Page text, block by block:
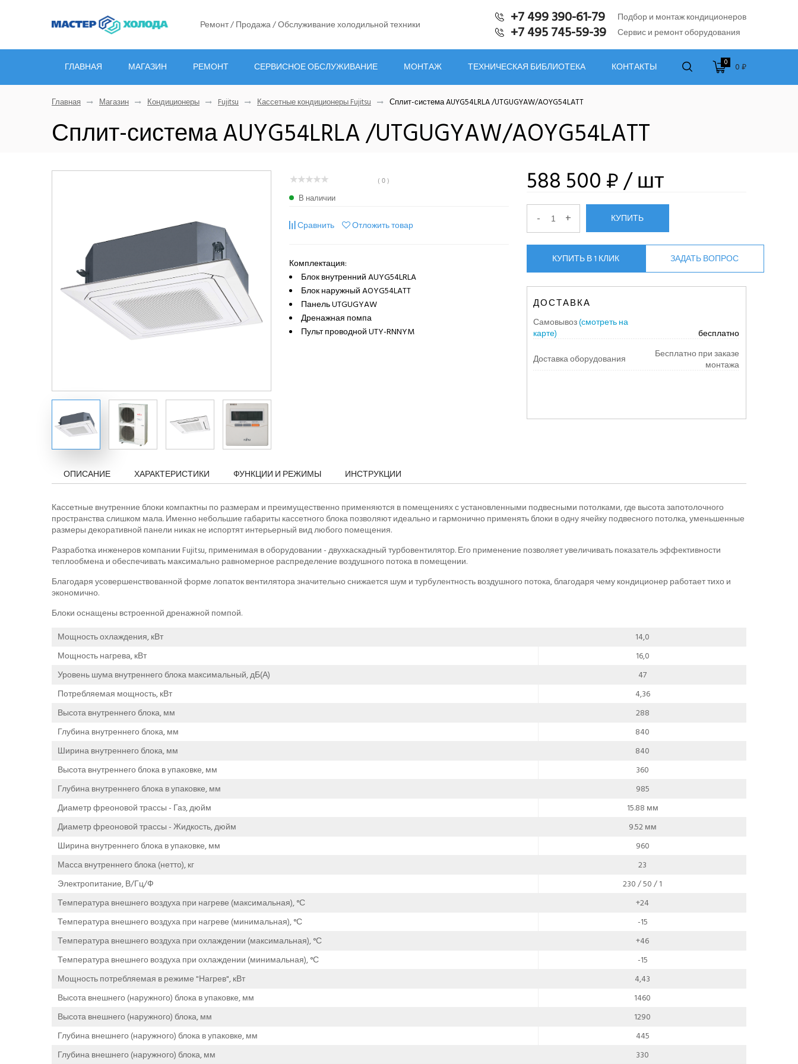
Ремонт / Продажа / Обслуживание холодильной техники +7 499 390-61-79 Подбор и монтаж кондиционеров
+7 495 745-59-39 Сервис и ремонт оборудования
ГЛАВНАЯ МАГАЗИН РЕМОНТ СЕРВИСНОЕ ОБСЛУЖИВАНИЕ МОНТАЖ ТЕХНИЧЕСКАЯ БИБЛИОТЕКА КОНТАКТЫ 0 0 ₽
Главная Магазин Кондиционеры Fujitsu Кассетные кондиционеры Fujitsu Сплит-система AUYG54LRLA /UTGUGYAW/AOYG54LATT
Сплит-система AUYG54LRLA /UTGUGYAW/AOYG54LATT
( 0 )
В наличии
Сравнить Отложить товар
Комплектация:
Блок внутренний AUYG54LRLA
Блок наружный AOYG54LATT
Панель UTGUGYAW
Дренажная помпа
Пульт проводной UTY-RNNYM
588 500 ₽/ шт
- + КУПИТЬ
КУПИТЬ В 1 КЛИК ЗАДАТЬ ВОПРОС
ДОСТАВКА
Самовывоз(смотреть на
карте)
бесплатно
Доставка оборудования
Бесплатно при заказе
монтажа
ОПИСАНИЕ ХАРАКТЕРИСТИКИ ФУНКЦИИ И РЕЖИМЫ ИНСТРУКЦИИ
Кассетные внутренние блоки компактны по размерам и преимущественно применяются в помещениях с установленными подвесными потолками, где высота запотолочного
пространства слишком мала. Именно небольшие габариты кассетного блока позволяют идеально и гармонично применять блоки в одну ячейку подвесного потолка, уменьшенные
размеры декоративной панели никак не испортят интерьерный вид любого помещения.
Разработка инженеров компании Fujitsu, применимая в оборудовании - двухкаскадный турбовентилятор. Его применение позволяет увеличивать показатель эффективности
теплообмена и обеспечивать максимально равномерное распределение воздушного потока в помещении.
Благодаря усовершенствованной форме лопаток вентилятора значительно снижается шум и турбулентноcть воздушного потока, благодаря чему кондиционер работает тихо и
экономично.
Блоки оснащены встроенной дренажной помпой.
Мощность охлаждения, кВт
14,0
Мощность нагрева, кВт
16,0
Уровень шума внутреннего блока максимальный, дБ(А)
47
Потребляемая мощность, кВт
4,36
Высота внутреннего блока, мм
288
Глубина внутреннего блока, мм
840
Ширина внутреннего блока, мм
840
Высота внутреннего блока в упаковке, мм
360
Глубина внутреннего блока в упаковке, мм
985
Диаметр фреоновой трассы - Газ, дюйм
15.88 мм
Диаметр фреоновой трассы - Жидкость, дюйм
9.52 мм
Ширина внутреннего блока в упаковке, мм
960
Масса внутреннего блока (нетто), кг
23
Электропитание, В/Гц/Ф
230 / 50 / 1
Температура внешнего воздуха при нагреве (максимальная), °С
+24
Температура внешнего воздуха при нагреве (минимальная), °С
-15
Температура внешнего воздуха при охлаждении (максимальная), °С
+46
Температура внешнего воздуха при охлаждении (минимальная), °С
-15
Мощность потребляемая в режиме "Нагрев", кВт
4,43
Высота внешнего (наружного) блока в упаковке, мм
1460
Высота внешнего (наружного) блока, мм
1290
Глубина внешнего (наружного) блока в упаковке, мм
445
Глубина внешнего (наружного) блока, мм
330